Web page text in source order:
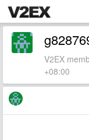
V2EX
+08:00